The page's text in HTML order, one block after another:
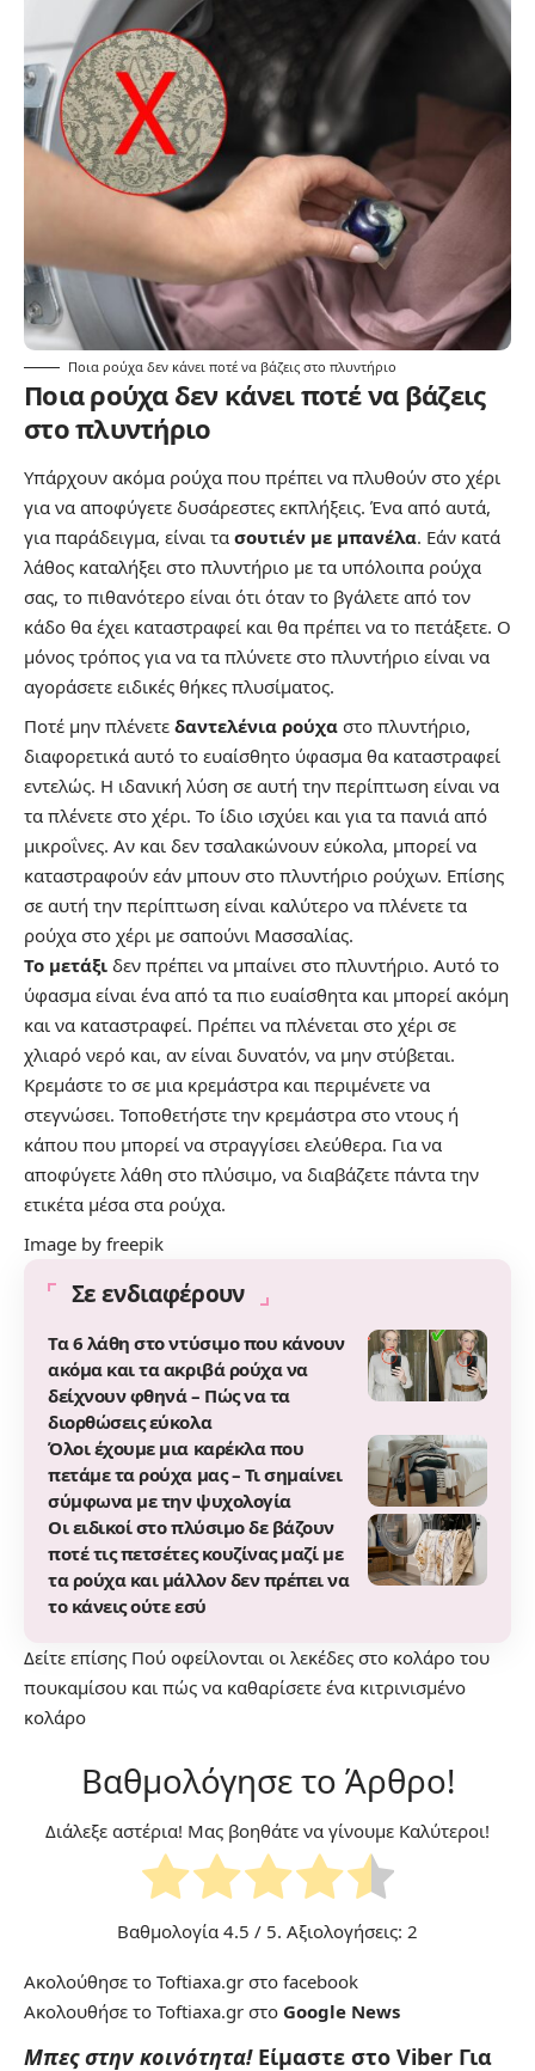
Ποια ρούχα δεν κάνει ποτέ να βάζεις στο πλυντήριο
Ποια ρούχα δεν κάνει ποτέ να βάζεις
στο πλυντήριο
Υπάρχουν ακόμα ρούχα που πρέπει να πλυθούν στο χέρι
για να αποφύγετε δυσάρεστες εκπλήξεις. Ένα από αυτά,
για παράδειγμα, είναι τα σουτιέν με μπανέλα. Εάν κατά
λάθος καταλήξει στο πλυντήριο με τα υπόλοιπα ρούχα
σας, το πιθανότερο είναι ότι όταν το βγάλετε από τον
κάδο θα έχει καταστραφεί και θα πρέπει να το πετάξετε. Ο
μόνος τρόπος για να τα πλύνετε στο πλυντήριο είναι να
αγοράσετε ειδικές θήκες πλυσίματος.
Ποτέ μην πλένετε δαντελένια ρούχα στο πλυντήριο,
διαφορετικά αυτό το ευαίσθητο ύφασμα θα καταστραφεί
εντελώς. Η ιδανική λύση σε αυτή την περίπτωση είναι να
τα πλένετε στο χέρι. Το ίδιο ισχύει και για τα πανιά από
μικροΐνες. Αν και δεν τσαλακώνουν εύκολα, μπορεί να
καταστραφούν εάν μπουν στο πλυντήριο ρούχων. Επίσης
σε αυτή την περίπτωση είναι καλύτερο να πλένετε τα
ρούχα στο χέρι με σαπούνι Μασσαλίας.
Το μετάξι δεν πρέπει να μπαίνει στο πλυντήριο. Αυτό το
ύφασμα είναι ένα από τα πιο ευαίσθητα και μπορεί ακόμη
και να καταστραφεί. Πρέπει να πλένεται στο χέρι σε
χλιαρό νερό και, αν είναι δυνατόν, να μην στύβεται.
Κρεμάστε το σε μια κρεμάστρα και περιμένετε να
στεγνώσει. Τοποθετήστε την κρεμάστρα στο ντους ή
κάπου που μπορεί να στραγγίσει ελεύθερα. Για να
αποφύγετε λάθη στο πλύσιμο, να διαβάζετε πάντα την
ετικέτα μέσα στα ρούχα.
Image by freepik
Σε ενδιαφέρουν
Τα 6 λάθη στο ντύσιμο που κάνουν
ακόμα και τα ακριβά ρούχα να
δείχνουν φθηνά – Πώς να τα
διορθώσεις εύκολα
Όλοι έχουμε μια καρέκλα που
πετάμε τα ρούχα μας – Τι σημαίνει
σύμφωνα με την ψυχολογία
Οι ειδικοί στο πλύσιμο δε βάζουν
ποτέ τις πετσέτες κουζίνας μαζί με
τα ρούχα και μάλλον δεν πρέπει να
το κάνεις ούτε εσύ
Δείτε επίσης Πού οφείλονται οι λεκέδες στο κολάρο του
πουκαμίσου και πώς να καθαρίσετε ένα κιτρινισμένο
κολάρο
Βαθμολόγησε το Άρθρο!
Διάλεξε αστέρια! Μας βοηθάτε να γίνουμε Καλύτεροι!
Βαθμολογία 4.5 / 5. Αξιολογήσεις: 2
Ακολούθησε το Toftiaxa.gr στο facebook
Ακολουθήσε το Toftiaxa.gr στο Google News
Μπες στην κοινότητα! Είμαστε στο Viber Για